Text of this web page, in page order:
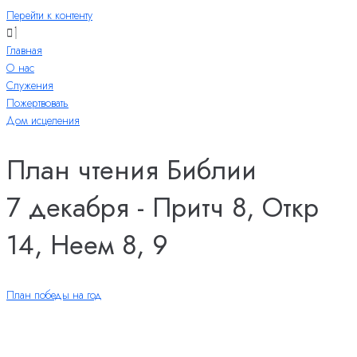
Перейти к контенту
Главная
О нас
Служения
Пожертвовать
Дом исцеления
План чтения Библии
7 декабря - Притч 8, Откр
14, Неем 8, 9
План победы на год